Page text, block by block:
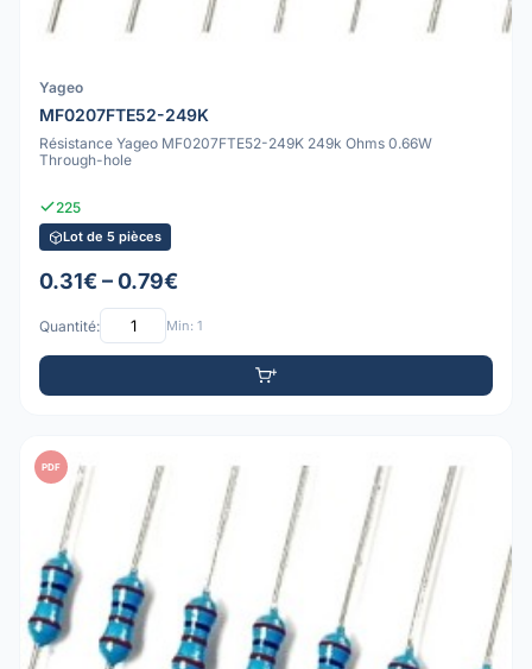
Yageo
MF0207FTE52-249K
Résistance Yageo MF0207FTE52-249K 249k Ohms 0.66W
Through-hole
225
Lot de 5 pièces
0.31€ – 0.79€
Quantité: Min: 1
PDF